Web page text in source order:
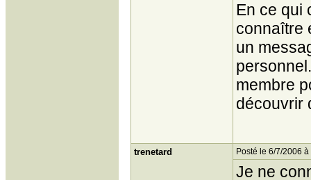
En ce qui
connaître
un
membre
découvrir
trenetard Posté le 6/7/2006
Je ne